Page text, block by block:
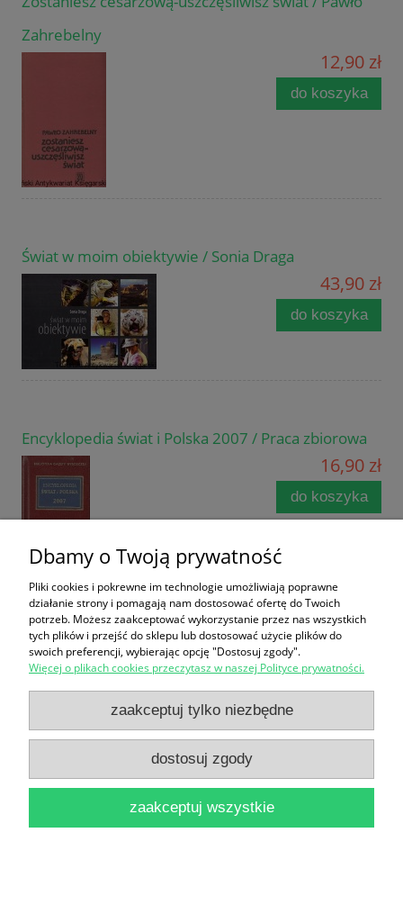
Zahrebelny
12,90 zł
do koszyka
Świat w moim obiektywie / Sonia Draga
43,90 zł
do koszyka
Encyklopedia świat i Polska 2007 / Praca zbiorowa
16,90 zł
do koszyka
Świat kuchni : Samouczek dobrego gotowania /
Praca zbiorowa
Dbamy o Twoją prywatność
Pliki cookies i pokrewne im technologie umożliwiają poprawne
działanie strony i pomagają nam dostosować ofertę do Twoich
potrzeb. Możesz zaakceptować wykorzystanie przez nas wszystkich
tych plików i przejść do sklepu lub dostosować użycie plików do
swoich preferencji, wybierając opcję "Dostosuj zgody".
Więcej o plikach cookies przeczytasz w naszej Polityce prywatności.
zaakceptuj tylko niezbędne
dostosuj zgody
zaakceptuj wszystkie